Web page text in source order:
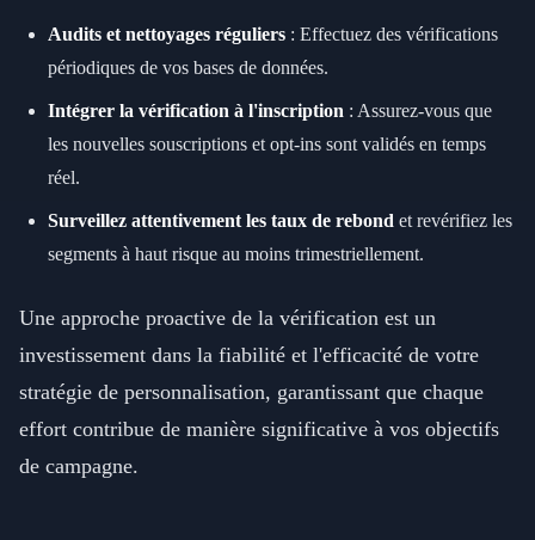
Audits et nettoyages réguliers : Effectuez des vérifications
périodiques de vos bases de données.
Intégrer la vérification à l'inscription : Assurez-vous que
les nouvelles souscriptions et opt-ins sont validés en temps
réel.
Surveillez attentivement les taux de rebond et revérifiez les
segments à haut risque au moins trimestriellement.
Une approche proactive de la vérification est un
investissement dans la fiabilité et l'efficacité de votre
stratégie de personnalisation, garantissant que chaque
effort contribue de manière significative à vos objectifs
de campagne.